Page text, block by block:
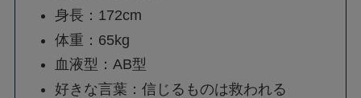
身長：172cm
体重：65kg
血液型：AB型
好きな言葉：信じるものは救われる